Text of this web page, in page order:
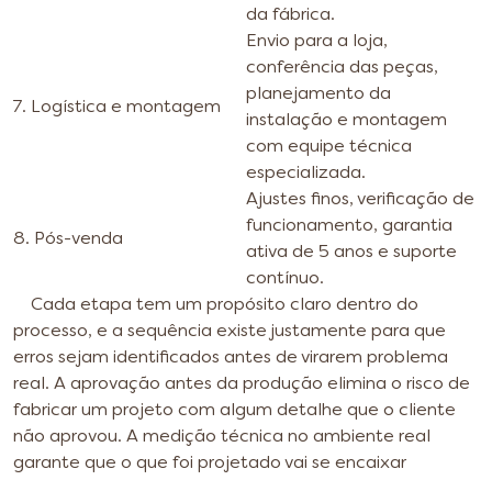
da fábrica.
7. Logística e montagem
Envio para a loja,
conferência das peças,
planejamento da
instalação e montagem
com equipe técnica
especializada.
8. Pós-venda
Ajustes finos, verificação de
funcionamento, garantia
ativa de 5 anos e suporte
contínuo.
Cada etapa tem um propósito claro dentro do
processo, e a sequência existe justamente para que
erros sejam identificados antes de virarem problema
real. A aprovação antes da produção elimina o risco de
fabricar um projeto com algum detalhe que o cliente
não aprovou. A medição técnica no ambiente real
garante que o que foi projetado vai se encaixar